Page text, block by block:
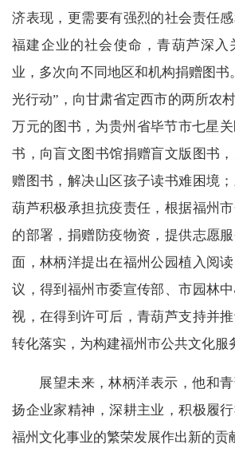
济表现，更需要有强烈的社会责任
福建企业的社会使命，青葫芦深入
业，多次向不同地区和机构捐赠图书
光行动”，向甘肃省定西市的两所农
万元的图书，为贵州省毕节市七星
书，向盲文图书馆捐赠盲文版图书
赠图书，解决山区孩子读书难困境
葫芦积极承担抗疫责任，根据福州
的部署，捐赠防疫物资，提供志愿
面，林柄洋提出在福州公园植入阅
议，得到福州市委宣传部、市园林
视，在得到许可后，青葫芦支持并
转化落实，为构建福州市公共文化服
展望未来，林柄洋表示，他和
扬企业家精神，深耕主业，积极履
福州文化事业的繁荣发展作出新的贡